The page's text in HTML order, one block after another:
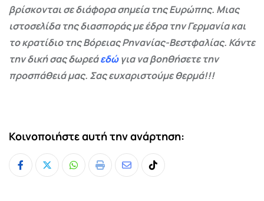
βρίσκονται σε διάφορα σημεία της Ευρώπης. Μιας
ιστοσελίδα της διασποράς με έδρα την Γερμανία και
το κρατίδιο της Βόρειας Ρηνανίας-Βεστφαλίας. Κάντε
την δική σας δωρεάεδώγια να βοηθήσετε την
προσπάθειά μας. Σας ευχαριστούμε θερμά!!!
Κοινοποιήστε αυτή την ανάρτηση:
Whatsapp
Print
ShareTiktok